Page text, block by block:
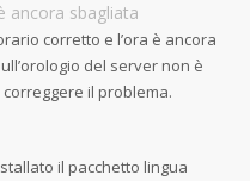
ancora sbagliata
corretto e l’ora è ancora
del server non è
il problema.
il pacchetto lingua